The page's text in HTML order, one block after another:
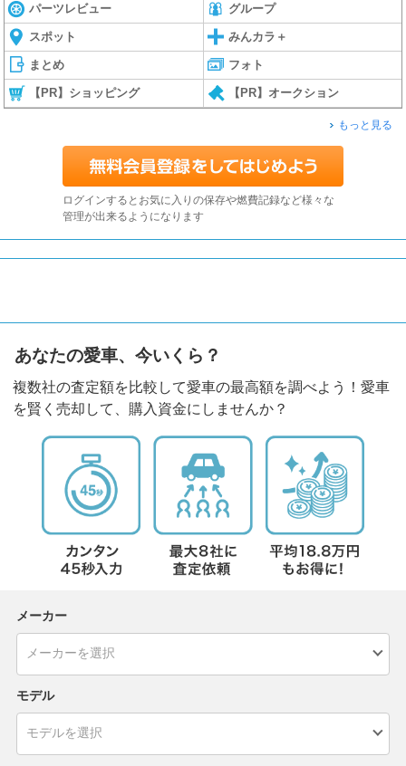
パーツレビュー グループ
スポット みんカラ＋
まとめ フォト
【PR】ショッピング 【PR】オークション
もっと見る
ログインするとお気に入りの保存や燃費記録など様々な
管理が出来るようになります
あなたの愛車、今いくら？
複数社の査定額を比較して愛車の最高額を調べよう！愛車
を賢く売却して、購入資金にしませんか？
メーカー
モデル